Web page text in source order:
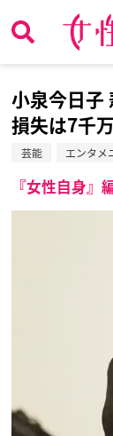
小泉今日
損失は7千
芸能 エンタメ
『女性自身』